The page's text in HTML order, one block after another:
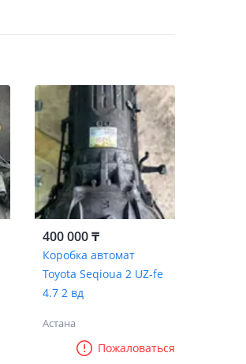
400 000 ₸
Коробка автомат
Toyota Seqioua 2 UZ-fe
4.7 2 вд
Астана
Пожаловаться